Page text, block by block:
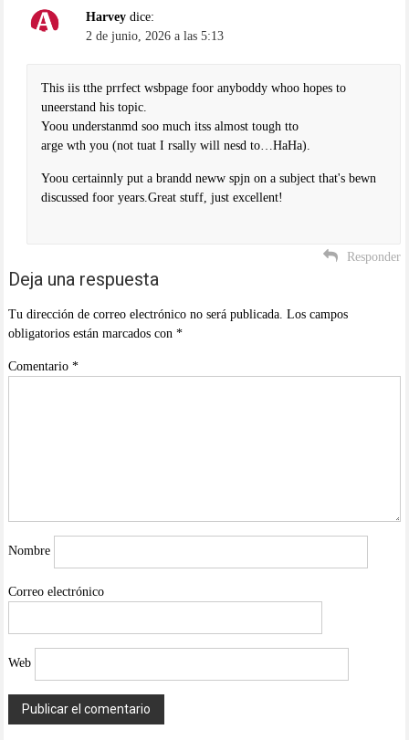
Harvey dice:
2 de junio, 2026 a las 5:13
This iis tthe prrfect wsbpage foor anyboddy whoo hopes to
uneerstand his topic.
Yoou understanmd soo much itss almost tough tto
arge wth you (not tuat I rsally will nesd to…HaHa).
Yoou certainnly put a brandd neww spjn on a subject that's bewn
discussed foor years.Great stuff, just excellent!
Responder
Deja una respuesta
Tu dirección de correo electrónico no será publicada. Los campos
obligatorios están marcados con *
Comentario *
Nombre
Correo electrónico
Web